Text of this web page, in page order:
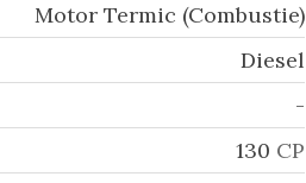
Motor Termic (Combustie)
Diesel
-
130 CP